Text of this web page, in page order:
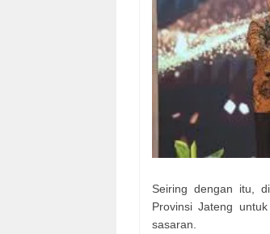
Seiring dengan itu,
Provinsi Jateng
sasaran.